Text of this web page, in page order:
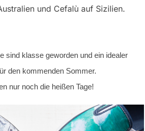
und Cefalù auf Sizilien.
sind klasse geworden und ein idealer
den kommenden Sommer.
nur noch die heißen Tage!